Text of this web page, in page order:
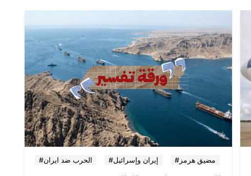
#الحرب ضد ايران #إيران وإسرائيل #مضيق هرمز